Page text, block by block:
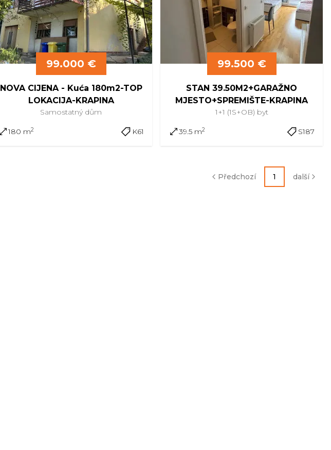
99.000 €
NOVA CIJENA - Kuća 180m2-TOP
LOKACIJA-KRAPINA
Samostatný dům
180 m2 K61
99.500 €
STAN 39.50M2+GARAŽNO
MJESTO+SPREMIŠTE-KRAPINA
1+1 (1S+OB) byt
39.5 m2 S187
Předchozí 1 další